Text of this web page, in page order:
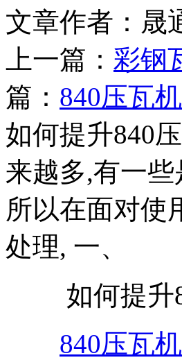
文章作者：
上一篇： 彩钢
篇： 840压瓦
如何提升840
来越多,有一
所以在面对使
处理, 一、
如何提升
840压瓦机